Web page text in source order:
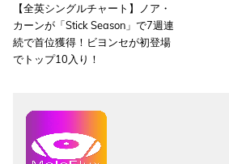
【全英シングルチャート】ノア・
カーンが「Stick Season」で7週連
続で首位獲得！ビヨンセが初登場
でトップ10入り！